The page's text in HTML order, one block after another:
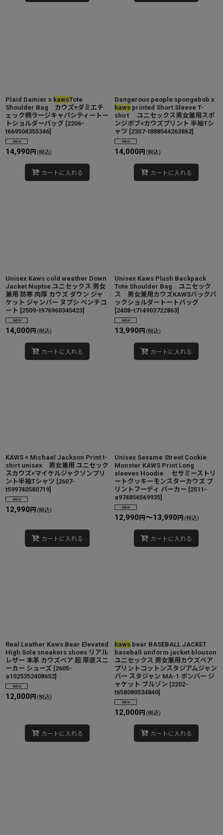
Plaid Damier x kawsTote
Shoulder Bag カウズ×ダミエチ
ェック柄ラージキャパシティートー
トショルダーバッグ [2206-
t669504355346]
14,990 円 (税込)
カートに入れる
Dangerous people spongebob x
kaws printed Short Sleeve T-
shirt ユニセックス男女兼用スポ
ンジボブ×カウズプリント 半袖Tシ
ャツ [2307-t888544263862]
14,000 円 (税込)
カートに入れる
Unisex Kaws cold weather Down
Jacket Nuptse ユニセックス 男女
兼用 防寒 肉厚 カウズ ダウン ジャ
ケット ジャンパー ヌプシ ベンチコ
ート [2509-t976960345423]
14,000 円 (税込)
カートに入れる
Unisex Kaws Plush Backpack
Tote Shoulder Bag ユニセック
ス 男女兼用カウズKAWSバックパ
ックショルダートートバッグ
[2408-t714903722863]
13,990 円 (税込)
カートに入れる
KAWS × Michael Jackson Print t-
shirt unisex 男女兼用 ユニセック
スカウズ×マイケルジャクソンプリ
ント半袖Tシャツ [2607-
t599740580719]
12,990 円 (税込)
カートに入れる
Unisex Sesame Street Cookie
Monster KAWS Print Long
sleeves Hoodie セサミーストリ
ートクッキーモンスターカウズ プ
リントフーディ パーカー [2511-
a974856569935]
12,990 円 ～13,990 円 (税込)
カートに入れる
Real Leather Kaws Bear Elevated
High Sole sneakers shoes リアル
レザー 本革 カウズベア 超 厚底スニ
ーカー シューズ [2605-
a1025352408652]
12,000 円 (税込)
カートに入れる
kaws bear BASEBALL JACKET
baseball uniform jacket blouson
ユニセックス 男女兼用カウズベア
プリントコットンスタジアムジャン
パー スタジャン MA-1 ボンバー ジ
ャケット ブルゾン [2202-
t658080534840]
12,000 円 (税込)
カートに入れる